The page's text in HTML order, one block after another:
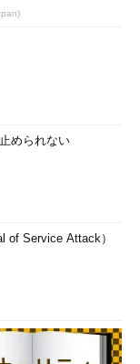
められない
of Service Attack）